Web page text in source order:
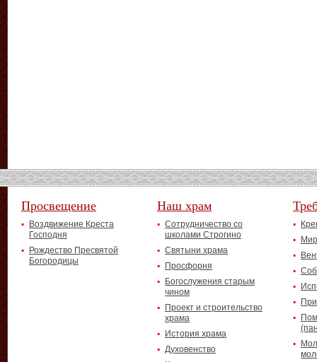
Просвещение
Воздвижение Креста
Господня
Рождество Пресвятой
Богородицы
Наш храм
Сотрудничество со
школами Строгино
Святыни храма
Просфорня
Богослужения старым
чином
Проект и строительство
храма
История храма
Духовенство